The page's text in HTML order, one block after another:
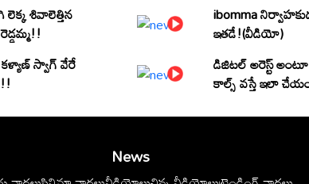
లెక్క శివాలెత్తిన ibomma
ఇతడే!(వీడియో)
స్వాగ్ వేరే డిజిటల్ అరెస్ట్ అంటూ
కాల్స్ వస్తే ఇలా
News